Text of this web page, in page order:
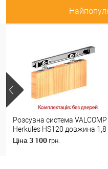
Розсувна система VALCOMP
Herkules HS120 довжина 1,8
м на 1 полотно вагою до
Ціна 3 100 грн.